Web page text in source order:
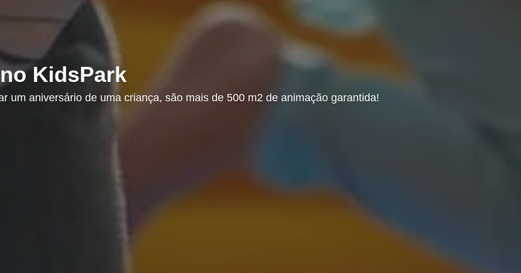
2026
dois destinos icónicos de caminhadas, que oferecem paisagens e temáticas